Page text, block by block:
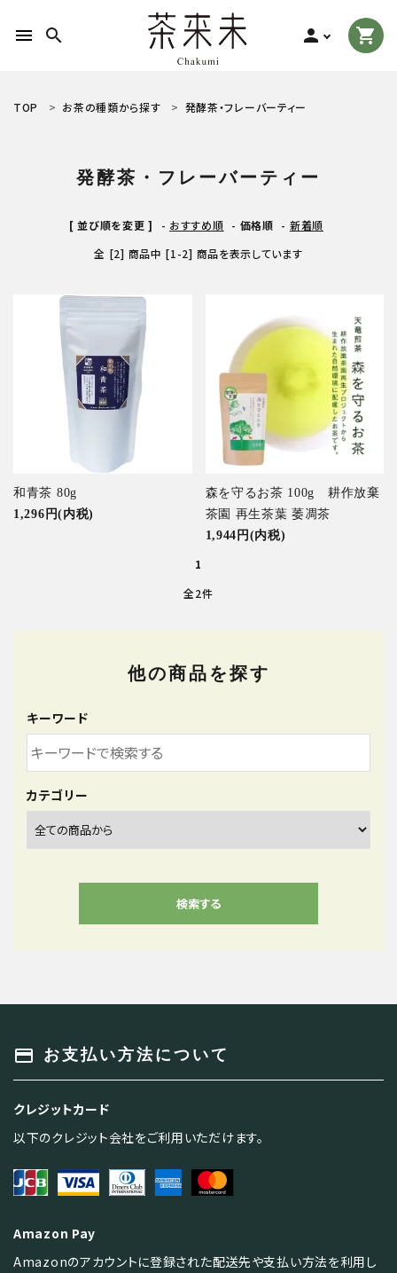
menu search person shopping_cart
search
ACCOUNT MENU
ようこそ ゲスト 様
ログイン person 新規会員登録
食品から探す
ティーグッズから探す
特集アイテムから探す
ガイドライン
TOP お茶の種類から探す 発酵茶・フレーバーティー
発酵茶・フレーバーティー
[ 並び順を変更 ] - おすすめ順 - 価格順 - 新着順
全 [2] 商品中 [1-2] 商品を表示しています
和青茶 80g
1,296円(内税)
森を守るお茶 100g 耕作放棄
茶園 再生茶葉 萎凋茶
1,944円(内税)
1
全2件
他の商品を探す
キーワード
カテゴリー
検索する
payment お支払い方法について
クレジットカード
以下のクレジット会社をご利用いただけます。
Amazon Pay
Amazonのアカウントに登録された配送先や支払い方法を利用し